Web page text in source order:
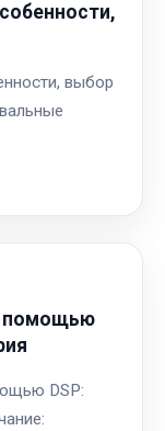
выбор
помощью
DSP: